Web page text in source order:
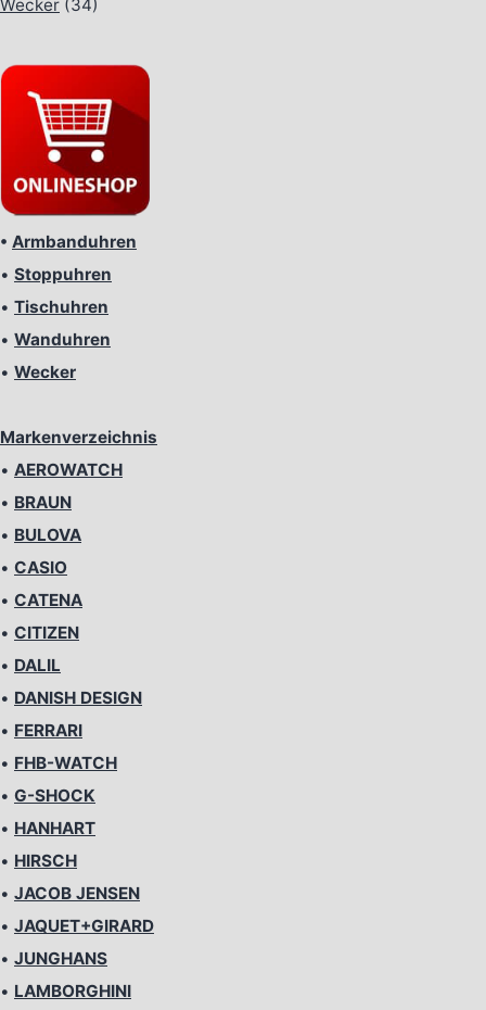
Wecker (34)
• Armbanduhren
• Stoppuhren
• Tischuhren
• Wanduhren
• Wecker
Markenverzeichnis
• AEROWATCH
• BRAUN
• BULOVA
• CASIO
• CATENA
• CITIZEN
• DALIL
• DANISH DESIGN
• FERRARI
• FHB-WATCH
• G-SHOCK
• HANHART
• HIRSCH
• JACOB JENSEN
• JAQUET+GIRARD
• JUNGHANS
• LAMBORGHINI